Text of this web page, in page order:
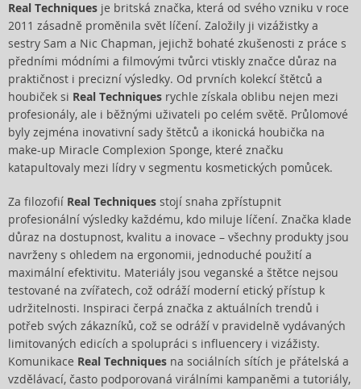
Real Techniques je britská značka, která od svého vzniku v roce
2011 zásadně proměnila svět líčení. Založily ji vizážistky a
sestry Sam a Nic Chapman, jejichž bohaté zkušenosti z práce s
předními módními a filmovými tvůrci vtiskly značce důraz na
praktičnost i precizní výsledky. Od prvních kolekcí štětců a
houbiček si Real Techniques rychle získala oblibu nejen mezi
profesionály, ale i běžnými uživateli po celém světě. Průlomové
byly zejména inovativní sady štětců a ikonická houbička na
make-up Miracle Complexion Sponge, které značku
katapultovaly mezi lídry v segmentu kosmetických pomůcek.
Za filozofií Real Techniques stojí snaha zpřístupnit
profesionální výsledky každému, kdo miluje líčení. Značka klade
důraz na dostupnost, kvalitu a inovace – všechny produkty jsou
navrženy s ohledem na ergonomii, jednoduché použití a
maximální efektivitu. Materiály jsou veganské a štětce nejsou
testované na zvířatech, což odráží moderní etický přístup k
udržitelnosti. Inspiraci čerpá značka z aktuálních trendů i
potřeb svých zákazníků, což se odráží v pravidelně vydávaných
limitovaných edicích a spolupráci s influencery i vizážisty.
Komunikace Real Techniques na sociálních sítích je přátelská a
vzdělávací, často podporovaná virálními kampaněmi a tutoriály,